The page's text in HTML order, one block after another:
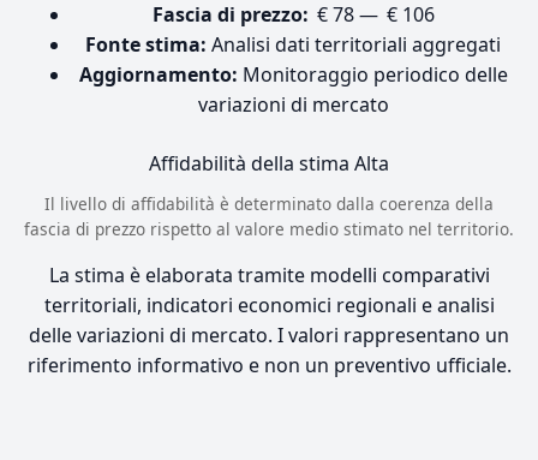
Fascia di prezzo: € 78 — € 106
Fonte stima: Analisi dati territoriali aggregati
Aggiornamento: Monitoraggio periodico delle
variazioni di mercato
Affidabilità della stima Alta
Il livello di affidabilità è determinato dalla coerenza della
fascia di prezzo rispetto al valore medio stimato nel territorio.
La stima è elaborata tramite modelli comparativi
territoriali, indicatori economici regionali e analisi
delle variazioni di mercato. I valori rappresentano un
riferimento informativo e non un preventivo ufficiale.